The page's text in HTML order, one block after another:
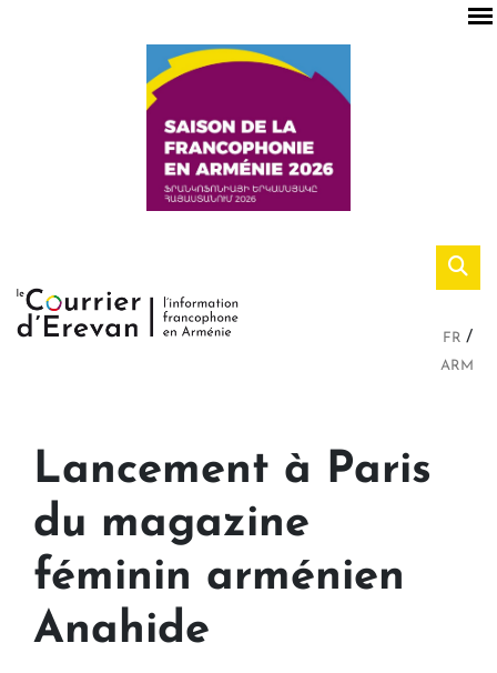
FR
ARM
Lancement à Paris
du magazine
féminin arménien
Anahide